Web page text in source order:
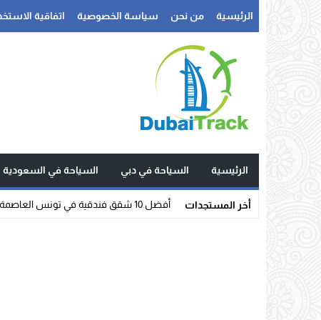
الرئيسية من نحن سياسة الخصوصية اتفاقية
الرئيسية السياحة في دبي السياحة في السعودية
أخر المستجدات شقق فندق_